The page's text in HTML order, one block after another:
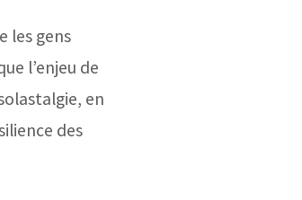
les gens
l’enjeu de
en
des